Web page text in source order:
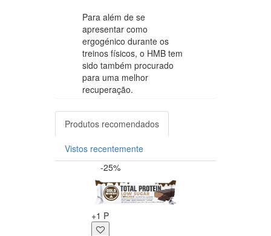
Para além de se
apresentar como
ergogénico durante os
treinos físicos, o HMB tem
sido também procurado
para uma melhor
recuperação.
Produtos recomendados
Vistos recentemente
-25%
+1 P